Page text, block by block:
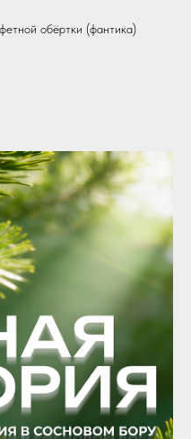
обёртки (фантика)